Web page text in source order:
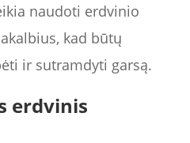
naudoti erdvinio
kad būtų
ir sutramdyti garsą.
erdvinis